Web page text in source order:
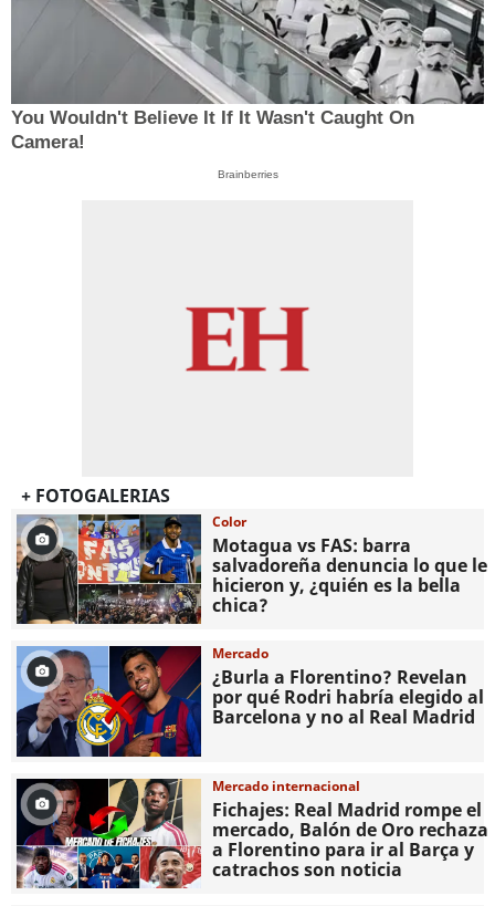
You Wouldn't Believe It If It Wasn't Caught On
Camera!
Brainberries
+ FOTOGALERIAS
Color
Motagua vs FAS: barra
salvadoreña denuncia lo que le
hicieron y, ¿quién es la bella
chica?
Mercado
¿Burla a Florentino? Revelan
por qué Rodri habría elegido al
Barcelona y no al Real Madrid
Mercado internacional
Fichajes: Real Madrid rompe el
mercado, Balón de Oro rechaza
a Florentino para ir al Barça y
catrachos son noticia